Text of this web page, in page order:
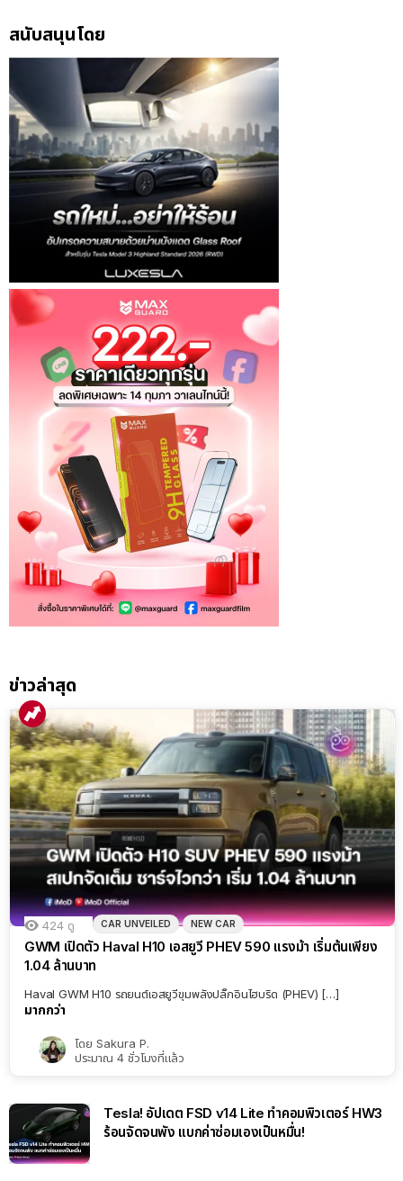
สนับสนุนโดย
ข่าวล่าสุด
424 ดู CAR UNVEILED NEW CAR
GWM เปิดตัว Haval H10 เอสยูวี PHEV 590 แรงม้า เริ่มต้นเพียง
1.04 ล้านบาท
Haval GWM H10 รถยนต์เอสยูวีขุมพลังปลั๊กอินไฮบริด (PHEV) […]
มากกว่า
โดย Sakura P.
ประมาณ 4 ชั่วโมงที่แล้ว
Tesla! อัปเดต FSD v14 Lite ทำคอมพิวเตอร์ HW3
ร้อนจัดจนพัง แบกค่าซ่อมเองเป็นหมื่น!